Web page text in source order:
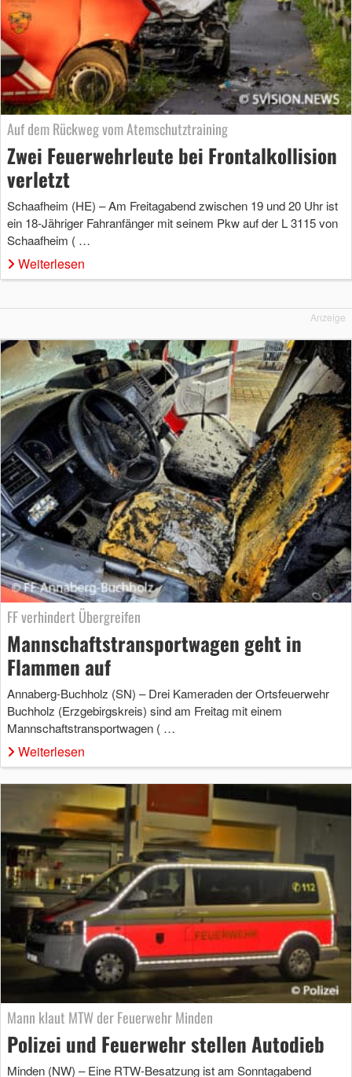
Auf dem Rückweg vom Atemschutztraining
Zwei Feuerwehrleute bei Frontalkollision
verletzt
Schaafheim (HE) – Am Freitagabend zwischen 19 und 20 Uhr ist
ein 18-Jähriger Fahranfänger mit seinem Pkw auf der L 3115 von
Schaafheim ( …
Weiterlesen
Anzeige
FF verhindert Übergreifen
Mannschaftstransportwagen geht in
Flammen auf
Annaberg-Buchholz (SN) – Drei Kameraden der Ortsfeuerwehr
Buchholz (Erzgebirgskreis) sind am Freitag mit einem
Mannschaftstransportwagen ( …
Weiterlesen
Mann klaut MTW der Feuerwehr Minden
Polizei und Feuerwehr stellen Autodieb
Minden (NW) – Eine RTW-Besatzung ist am Sonntagabend